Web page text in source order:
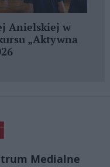
Anielskiej w
„Aktywna
Medialne